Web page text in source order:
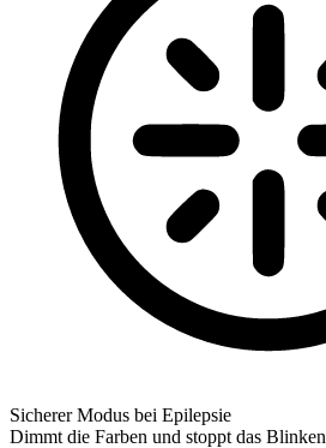
Sicherer Modus bei Epilepsie
Dimmt die Farben und stoppt das Blinken